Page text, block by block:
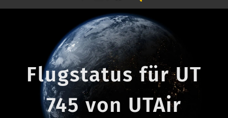
Flugstatus für UT
745 von UTAir